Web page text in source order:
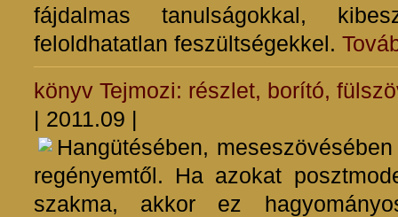
fájdalmas tanulságokkal,
feloldhatatlan feszültségekkel.
könyv Tejmozi: részlet, borító,
| 2011.09 |
Hangütésében,
regényemtől. Ha azokat
szakma, akkor ez